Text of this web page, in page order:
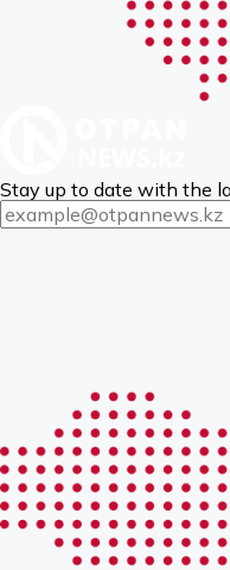
Stay up to date with the